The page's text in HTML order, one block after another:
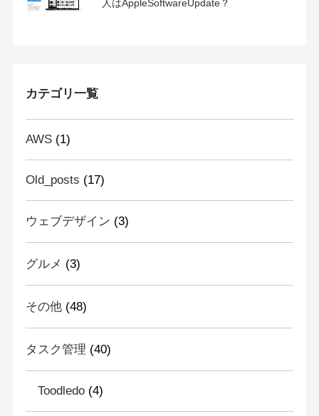
人はAppleSoftwareUpdate？
カテゴリ一覧
AWS(1)
Old_posts (17)
ウェブデザイン (3)
グルメ (3)
その他(48)
タスク管理 (40)
Toodledo(4)